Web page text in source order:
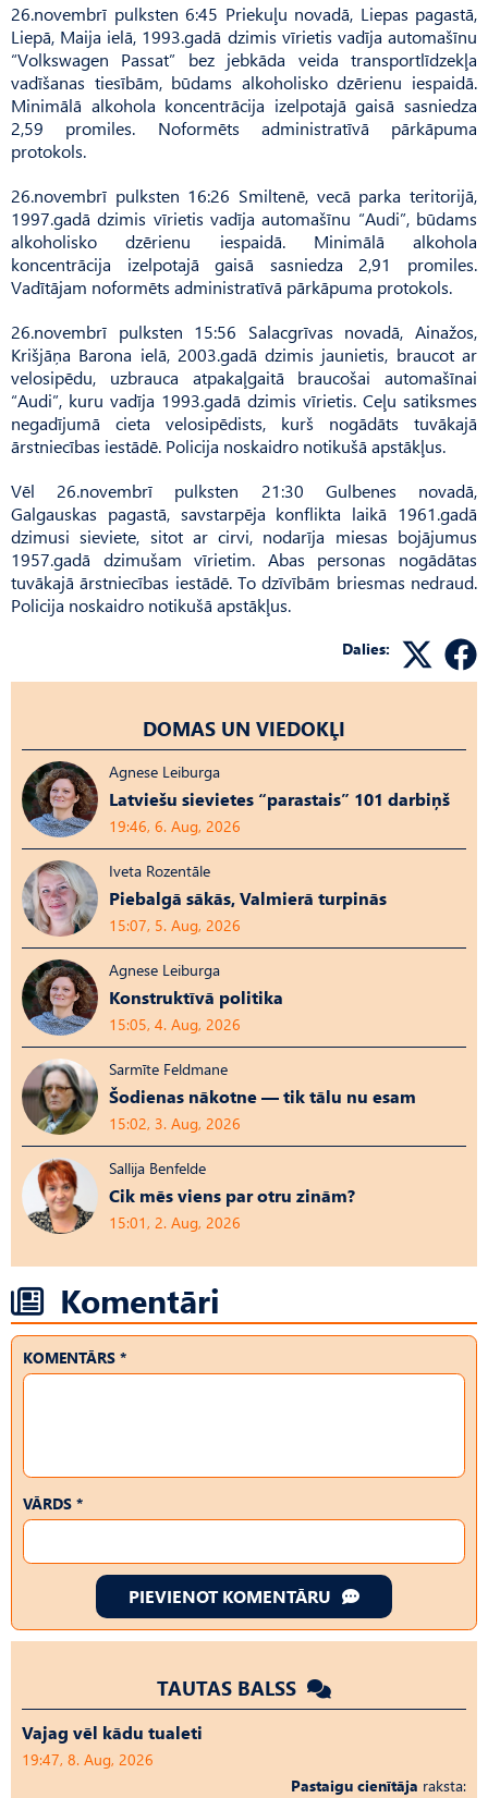
26.novembrī pulksten 6:45 Priekuļu novadā, Liepas pagastā,
Liepā, Maija ielā, 1993.gadā dzimis vīrietis vadīja automašīnu
“Volkswagen Passat” bez jebkāda veida transportlīdzekļa
vadīšanas tiesībām, būdams alkoholisko dzērienu iespaidā.
Minimālā alkohola koncentrācija izelpotajā gaisā sasniedza
2,59 promiles. Noformēts administratīvā pārkāpuma
protokols.
26.novembrī pulksten 16:26 Smiltenē, vecā parka teritorijā,
1997.gadā dzimis vīrietis vadīja automašīnu “Audi”, būdams
alkoholisko dzērienu iespaidā. Minimālā alkohola
koncentrācija izelpotajā gaisā sasniedza 2,91 promiles.
Vadītājam noformēts administratīvā pārkāpuma protokols.
26.novembrī pulksten 15:56 Salacgrīvas novadā, Ainažos,
Krišjāņa Barona ielā, 2003.gadā dzimis jaunietis, braucot ar
velosipēdu, uzbrauca atpakaļgaitā braucošai automašīnai
“Audi”, kuru vadīja 1993.gadā dzimis vīrietis. Ceļu satiksmes
negadījumā cieta velosipēdists, kurš nogādāts tuvākajā
ārstniecības iestādē. Policija noskaidro notikušā apstākļus.
Vēl 26.novembrī pulksten 21:30 Gulbenes novadā,
Galgauskas pagastā, savstarpēja konflikta laikā 1961.gadā
dzimusi sieviete, sitot ar cirvi, nodarīja miesas bojājumus
1957.gadā dzimušam vīrietim. Abas personas nogādātas
tuvākajā ārstniecības iestādē. To dzīvībām briesmas nedraud.
Policija noskaidro notikušā apstākļus.
Dalies:
DOMAS UN VIEDOKĻI
Agnese Leiburga
Latviešu sievietes “parastais” 101 darbiņš
19:46, 6. Aug, 2026
Iveta Rozentāle
Piebalgā sākās, Valmierā turpinās
15:07, 5. Aug, 2026
Agnese Leiburga
Konstruktīvā politika
15:05, 4. Aug, 2026
Sarmīte Feldmane
Šodienas nākotne — tik tālu nu esam
15:02, 3. Aug, 2026
Sallija Benfelde
Cik mēs viens par otru zinām?
15:01, 2. Aug, 2026
Komentāri
KOMENTĀRS *
VĀRDS *
PIEVIENOT KOMENTĀRU
TAUTAS BALSS
Vajag vēl kādu tualeti
19:47, 8. Aug, 2026
Pastaigu cienītāja raksta: